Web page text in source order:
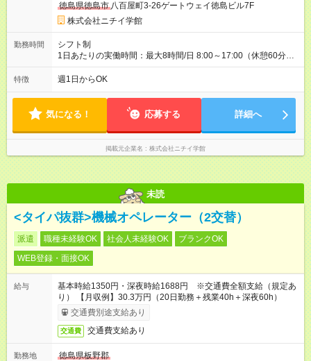
徳島県徳島市 八百屋町3-26ゲートウェイ徳島ビル7F
株式会社ニチイ学館
勤務時間
シフト制
1日あたりの実働時間：最大8時間/日 8:00～17:00（休憩60分）
9:00～12:30 9:00～16:00（休憩60分） 9:00～18:00（休憩60
分） 8:30～17:30（休憩60分） 9:00～12:00 9:00～17:00（休憩
日数・時間相談可
特徴 週1日からOK
気になる！ 応募する 詳細へ
掲載元企業名 株式会社ニチイ学館
未読
<タイパ抜群>機械オペレーター（2交替）
派遣 職種未経験OK 社会人未経験OK
ブランクOK
WEB登録・面接OK
給与
基本時給1350円・深夜時給1688円 ※交通費全額支給（規定あ
り） 【月収例】30.3万円（20日勤務＋残業40h＋深夜60h）
交通費別途支給あり
交通費 交通費支給あり
勤務地
徳島県板野郡